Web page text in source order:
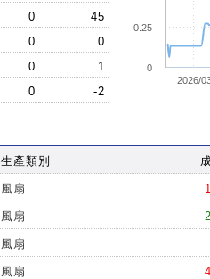
0
45
0
0
0
1
0 -2
2026/
0
0.25
生產類別
風扇
風扇
風扇
風扇